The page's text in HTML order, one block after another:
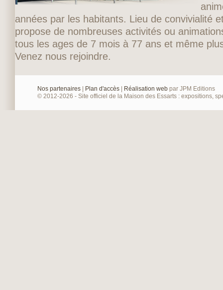
années par les habitants. Lieu de convivialité
propose de nombreuses activités ou
tous les ages de 7 mois à 77 ans et même
Venez nous rejoindre.
Nos partenaires Plan d'accès Réalisation web par JPM Editions
© 2012-2026 - Site officiel de la Maison des Essarts : expositions,